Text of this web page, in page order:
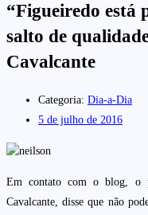
“Figueiredo está
salto de
Cavalcante
Categoria: Dia-a-Dia
5 de julho de 2016
Em contato com o blog, o
Cavalcante, disse que não